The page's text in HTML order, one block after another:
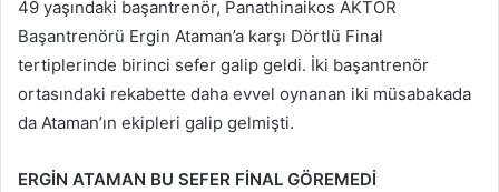
49 yaşındaki başantrenör, Panathinaikos AKTOR
Başantrenörü Ergin Ataman’a karşı Dörtlü Final
tertiplerinde birinci sefer galip geldi. İki başantrenör
ortasındaki rekabette daha evvel oynanan iki müsabakada
da Ataman’ın ekipleri galip gelmişti.
ERGİN ATAMAN BU SEFER FİNAL GÖREMEDİ